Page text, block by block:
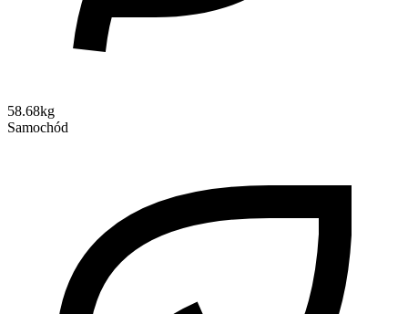
58.68kg
Samochód